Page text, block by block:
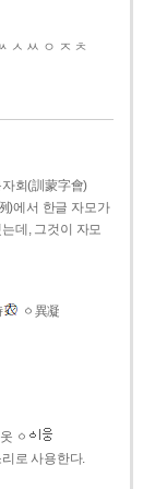
ㅅ ㅆ ㅇ ㅈ ㅊ
회(訓蒙字會)
)에서 한글 자모가
데, 그것이 자모
ㆁ異凝
ㆁ
로 사용한다.